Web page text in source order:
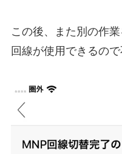
この後、また別の作
回線が使用できるの